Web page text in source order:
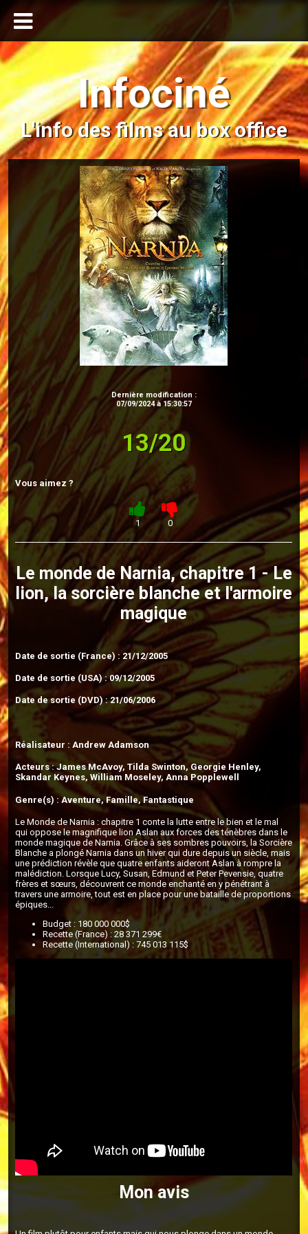
Infociné
L'info des films au box office
Dernière modification :
07/09/2024 à 15:30:57
13/20
Vous aimez ?
1 0
Le monde de Narnia, chapitre 1 - Le
lion, la sorcière blanche et l'armoire
magique
Date de sortie (France) : 21/12/2005
Date de sortie (USA) : 09/12/2005
Date de sortie (DVD) : 21/06/2006
Réalisateur : Andrew Adamson
Acteurs : James McAvoy, Tilda Swinton, Georgie Henley,
Skandar Keynes, William Moseley, Anna Popplewell
Genre(s) : Aventure, Famille, Fantastique
Le Monde de Narnia : chapitre 1 conte la lutte entre le bien et le mal
qui oppose le magnifique lion Aslan aux forces des ténèbres dans le
monde magique de Narnia. Grâce à ses sombres pouvoirs, la Sorcière
Blanche a plongé Narnia dans un hiver qui dure depuis un siècle, mais
une prédiction révèle que quatre enfants aideront Aslan à rompre la
malédiction. Lorsque Lucy, Susan, Edmund et Peter Pevensie, quatre
frères et sœurs, découvrent ce monde enchanté en y pénétrant à
travers une armoire, tout est en place pour une bataille de proportions
épiques...
Budget : 180 000 000$
Recette (France) : 28 371 299€
Recette (International) : 745 013 115$
Mon avis